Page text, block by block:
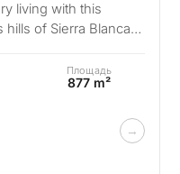
living with this
of Sierra Blanca.
Площадь
877 m²